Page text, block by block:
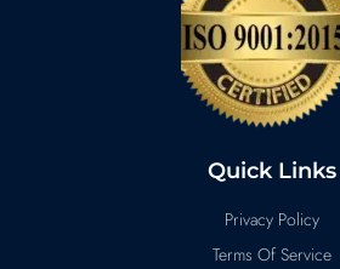
Quick Links
Privacy Policy
Terms Of Service